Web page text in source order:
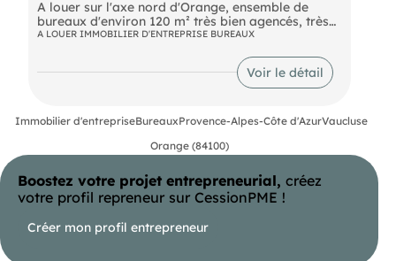
A louer sur l'axe nord d'Orange, ensemble de
bureaux d'environ 120 m² très bien agencés, très
lumineux au 1er étage d'un immeuble de bureaux.
A LOUER IMMOBILIER D'ENTREPRISE BUREAUX
Voir le détail
Immobilier d'entrepriseBureauxProvence-Alpes-Côte d'AzurVaucluse
Orange (84100)
Boostez votre projet entrepreneurial, créez
votre profil repreneur sur CessionPME !
Créer mon profil entrepreneur